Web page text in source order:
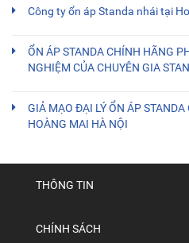
Công ty ổn áp Standa nhái tại
ỔN ÁP STANDA CHÍNH HÃNG
NGHIỆM CỦA CHUYÊN GIA
GIẢ MẠO ĐẠI LÝ ỔN ÁP
HOÀNG MAI HÀ NỘI
THÔNG TIN
CHÍNH SÁCH